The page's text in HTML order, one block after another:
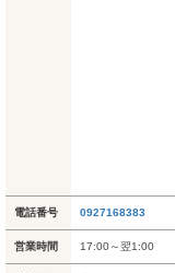
電話番号 0927168383
営業時間 17:00～翌1:00